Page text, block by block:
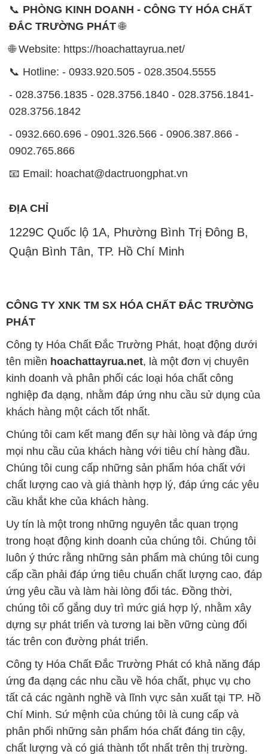
📞 PHÒNG KINH DOANH - CÔNG TY HÓA CHẤT
ĐẮC TRƯỜNG PHÁT🌐
🌐 Website: https://hoachattayrua.net/
📞 Hotline: - 0933.920.505 - 028.3504.5555
- 028.3756.1835 - 028.3756.1840 - 028.3756.1841-
028.3756.1842
- 0932.660.696 - 0901.326.566 - 0906.387.866 -
0902.765.866
📧 Email: hoachat@dactruongphat.vn
ĐỊA CHỈ
1229C Quốc lộ 1A, Phường Bình Trị Đông B,
Quận Bình Tân, TP. Hồ Chí Minh
CÔNG TY XNK TM SX HÓA CHẤT ĐẮC TRƯỜNG
PHÁT
Công ty Hóa Chất Đắc Trường Phát, hoạt động dưới
tên miền hoachattayrua.net, là một đơn vị chuyên
kinh doanh và phân phối các loại hóa chất công
nghiệp đa dạng, nhằm đáp ứng nhu cầu sử dụng của
khách hàng một cách tốt nhất.
Chúng tôi cam kết mang đến sự hài lòng và đáp ứng
mọi nhu cầu của khách hàng với tiêu chí hàng đầu.
Chúng tôi cung cấp những sản phẩm hóa chất với
chất lượng cao và giá thành hợp lý, đáp ứng các yêu
cầu khắt khe của khách hàng.
Uy tín là một trong những nguyên tắc quan trọng
trong hoạt động kinh doanh của chúng tôi. Chúng tôi
luôn ý thức rằng những sản phẩm mà chúng tôi cung
cấp cần phải đáp ứng tiêu chuẩn chất lượng cao, đáp
ứng yêu cầu và làm hài lòng đối tác. Đồng thời,
chúng tôi cố gắng duy trì mức giá hợp lý, nhằm xây
dựng sự phát triển và tương lai bền vững cùng đối
tác trên con đường phát triển.
Công ty Hóa Chất Đắc Trường Phát có khả năng đáp
ứng đa dạng các nhu cầu về hóa chất, phục vụ cho
tất cả các ngành nghề và lĩnh vực sản xuất tại TP. Hồ
Chí Minh. Sứ mệnh của chúng tôi là cung cấp và
phân phối những sản phẩm hóa chất đáng tin cậy,
chất lượng và có giá thành tốt nhất trên thị trường.